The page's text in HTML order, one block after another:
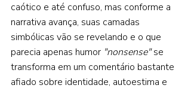
caótico e até confuso, mas conforme a
narrativa avança, suas camadas
simbólicas vão se revelando e o que
parecia apenas humor "nonsense" se
transforma em um comentário bastante
afiado sobre identidade, autoestima e